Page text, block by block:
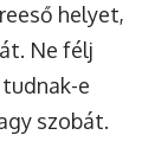
helyet,
Ne félj
e
szobát.